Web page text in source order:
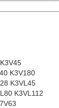
K3V180
K3VL45
K3VL112